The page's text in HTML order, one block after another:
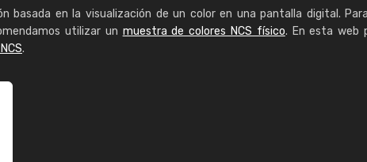
basada en la visualización de un color en una pantalla digital.
utilizar un muestra de colores NCS físico. En esta web
.